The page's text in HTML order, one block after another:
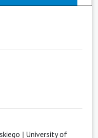
| University of